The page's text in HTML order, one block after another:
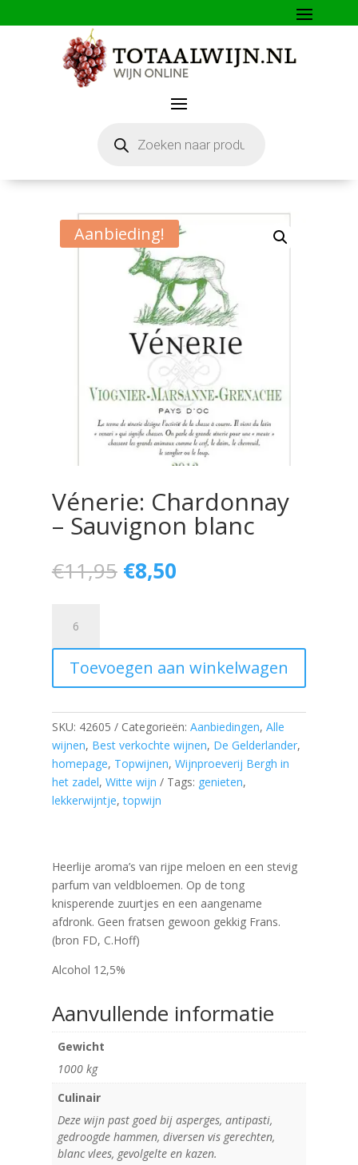
zoeken
Aanbieding!
Vénerie: Chardonnay
– Sauvignon blanc
€11,95 €8,50
Chardonnay
-
Sauvignon
blanc
Toevoegen aan winkelwagen
SKU: 42605 Categorieën: Aanbiedingen, Alle
wijnen, Best verkochte wijnen, De Gelderlander,
homepage, Topwijnen, Wijnproeverij Bergh in
het zadel, Witte wijn Tags: genieten,
lekkerwijntje,topwijn
Heerlije aroma’s van rijpe meloen en een stevig
parfum van veldbloemen. Op de tong
knisperende zuurtjes en een aangename
afdronk. Geen fratsen gewoon gekkig Frans.
(bron FD, C.Hoff)
Alcohol 12,5%
Aanvullende informatie
Gewicht
1000 kg
Culinair
Deze wijn past goed bij asperges, antipasti,
gedroogde hammen, diversen vis gerechten,
blanc vlees, gevolgelte en kazen.